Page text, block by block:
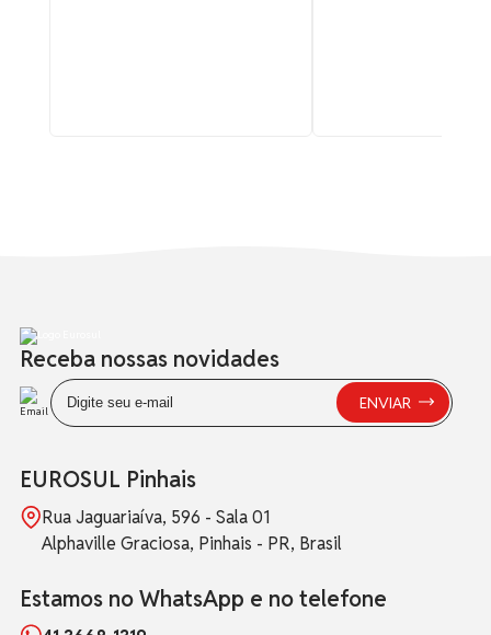
Receba nossas novidades
EUROSUL Pinhais
Rua Jaguariaíva, 596 - Sala 01
Alphaville Graciosa, Pinhais - PR, Brasil
Estamos no WhatsApp e no telefone